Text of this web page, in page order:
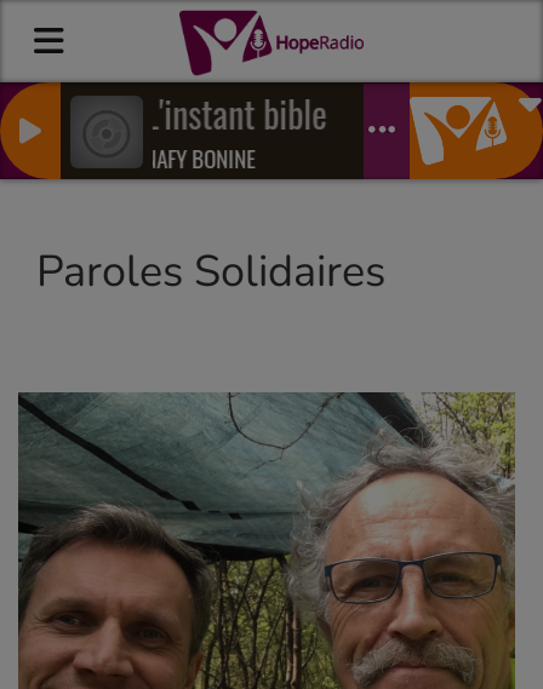
L'instant bible
NAFY BONINE
Paroles Solidaires